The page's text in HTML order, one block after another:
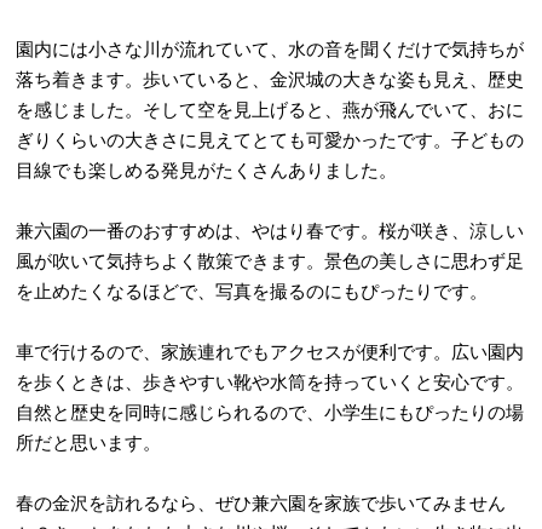
園内には小さな川が流れていて、水の音を聞くだけで気持ちが
落ち着きます。歩いていると、金沢城の大きな姿も見え、歴史
を感じました。そして空を見上げると、燕が飛んでいて、おに
ぎりくらいの大きさに見えてとても可愛かったです。子どもの
目線でも楽しめる発見がたくさんありました。
兼六園の一番のおすすめは、やはり春です。桜が咲き、涼しい
風が吹いて気持ちよく散策できます。景色の美しさに思わず足
を止めたくなるほどで、写真を撮るのにもぴったりです。
車で行けるので、家族連れでもアクセスが便利です。広い園内
を歩くときは、歩きやすい靴や水筒を持っていくと安心です。
自然と歴史を同時に感じられるので、小学生にもぴったりの場
所だと思います。
春の金沢を訪れるなら、ぜひ兼六園を家族で歩いてみません